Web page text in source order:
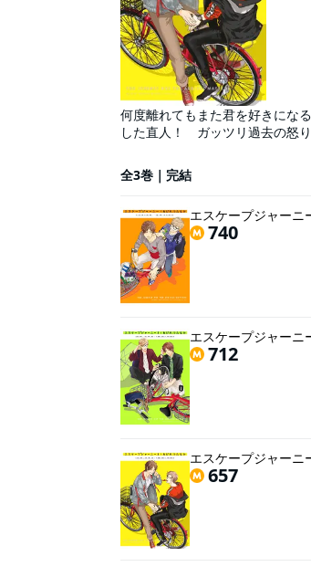
何度離れてもまた君を好きにな
した直人！ ガッツリ過去の怒
なった途端うまくいかない、
しまんがも収録!!
全3巻｜完結
エスケープジャーニ
740
エスケープジャーニ
712
エスケープジャーニ
657